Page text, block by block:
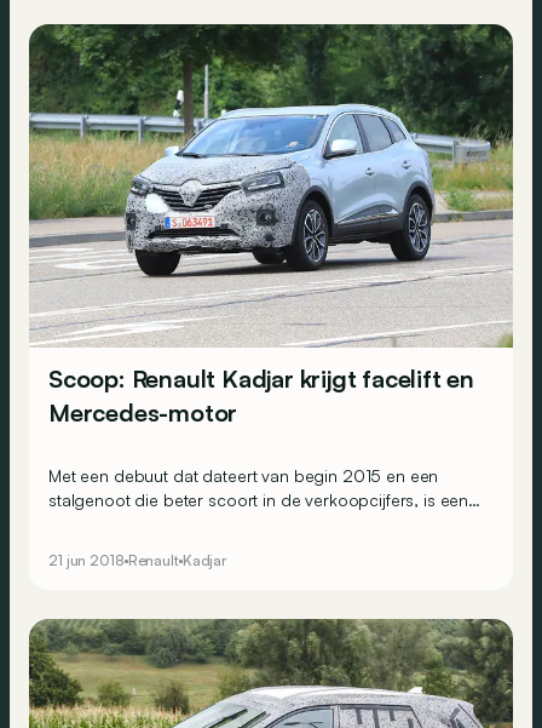
Scoop: Renault Kadjar krijgt facelift en
Mercedes-motor
Met een debuut dat dateert van begin 2015 en een
stalgenoot die beter scoort in de verkoopcijfers, is een
21 jun 2018 Renault Kadjar